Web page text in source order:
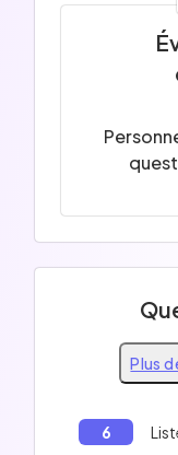
Plus
6